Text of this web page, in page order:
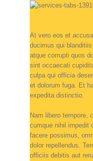
At vero eos et
ducimus qui
atque corrupti quos
sint occaecati
culpa qui officia
et dolorum fuga. Et
expedita distinctio.
Nam libero tempore,
cumque nihil impedit
facere possimus,
dolor repellendus.
officiis debitis aut